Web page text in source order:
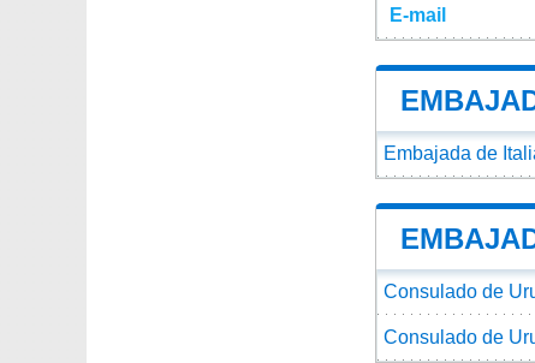
E-mail
Embajada de
Consulado de
Consulado de